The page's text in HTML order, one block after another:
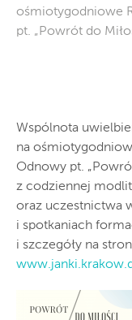
ośmiotygodniowe
pt. „Powrót do
Wspólnota
na
Odnowy pt.
z codziennej
oraz uczestnictwa
i spotkaniach
i szczegóły na